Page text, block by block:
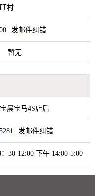
村
发邮件纠错
暂无
晨宝马4S店后
发邮件纠错
30-12:00 下午 14:00-5:00